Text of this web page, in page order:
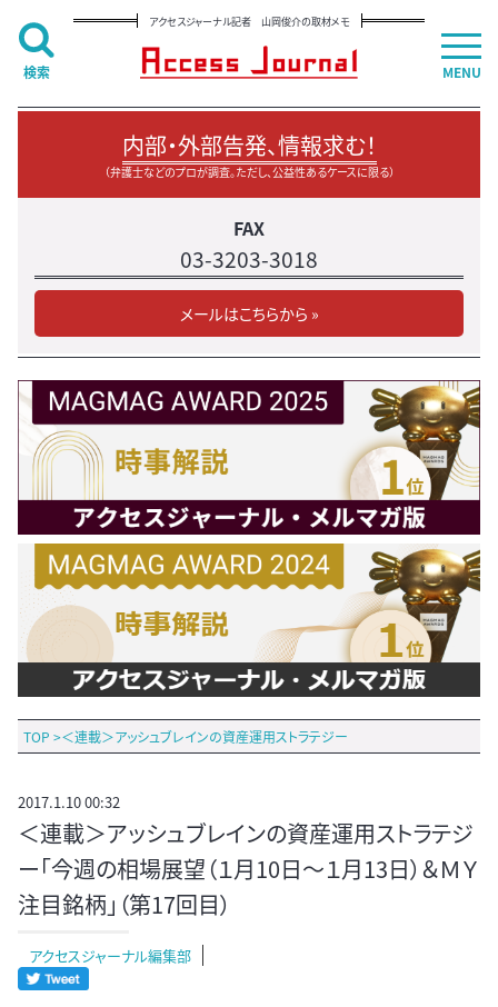
アクセスジャーナル記者 山岡俊介の取材メモ
内部・外部告発、情報求む！
（弁護士などのプロが調査。ただし、公益性あるケースに限る）
FAX
03-3203-3018
メールはこちらから »
TOP >＜連載＞アッシュブレインの資産運用ストラテジー
2017.1.10 00:32
＜連載＞アッシュブレインの資産運用ストラテジ
ー「今週の相場展望（１月10日～１月13日）＆ＭＹ
注目銘柄」（第17回目）
アクセスジャーナル編集部
MENU
検索